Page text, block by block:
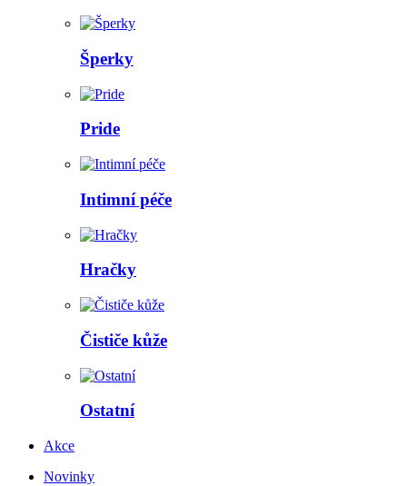
Šperky
Pride
Intimní péče
Hračky
Čističe kůže
Ostatní
Akce
Novinky